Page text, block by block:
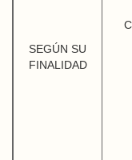
SEGÚN SU
FINALIDAD